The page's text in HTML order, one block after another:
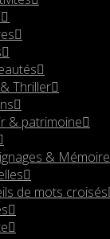
Thriller
& patrimoine
& Mémoire
de mots croisés